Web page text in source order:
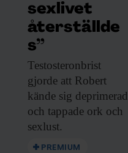
sexlivet
återställde
s”
Testosteronbrist
gjorde att Robert
kände sig deprimerad
och tappade ork och
sexlust.
PREMIUM